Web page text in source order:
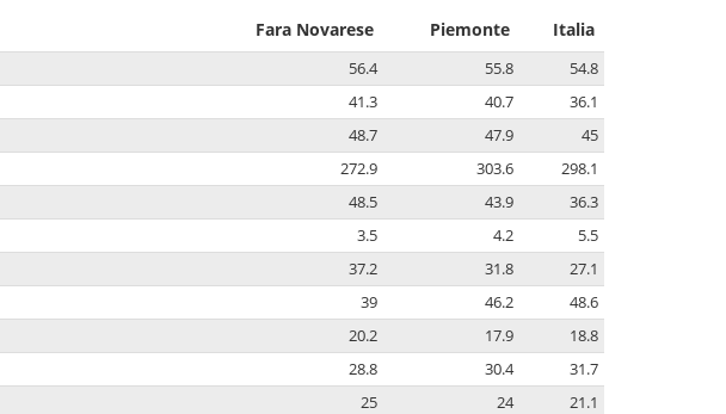
Fara Novarese Piemonte Italia
56.4 55.8
54.8
41.3 40.7
36.1
48.7 47.9
45
272.9 303.6
298.1
48.5 43.9
36.3
3.5 4.2
5.5
37.2 31.8
27.1
39 46.2
48.6
20.2 17.9
18.8
28.8 30.4
31.7
25 24
21.1